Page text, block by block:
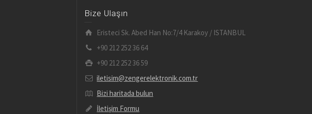
Bize Ulaşın
Eristeci Sk. Abed Han No:7/4 Karakoy / ISTANBUL
+90 212 252 36 64
+90 212 252 36 59
iletisim@zengerelektronik.com.tr
Bizi haritada bulun
İletişim Formu